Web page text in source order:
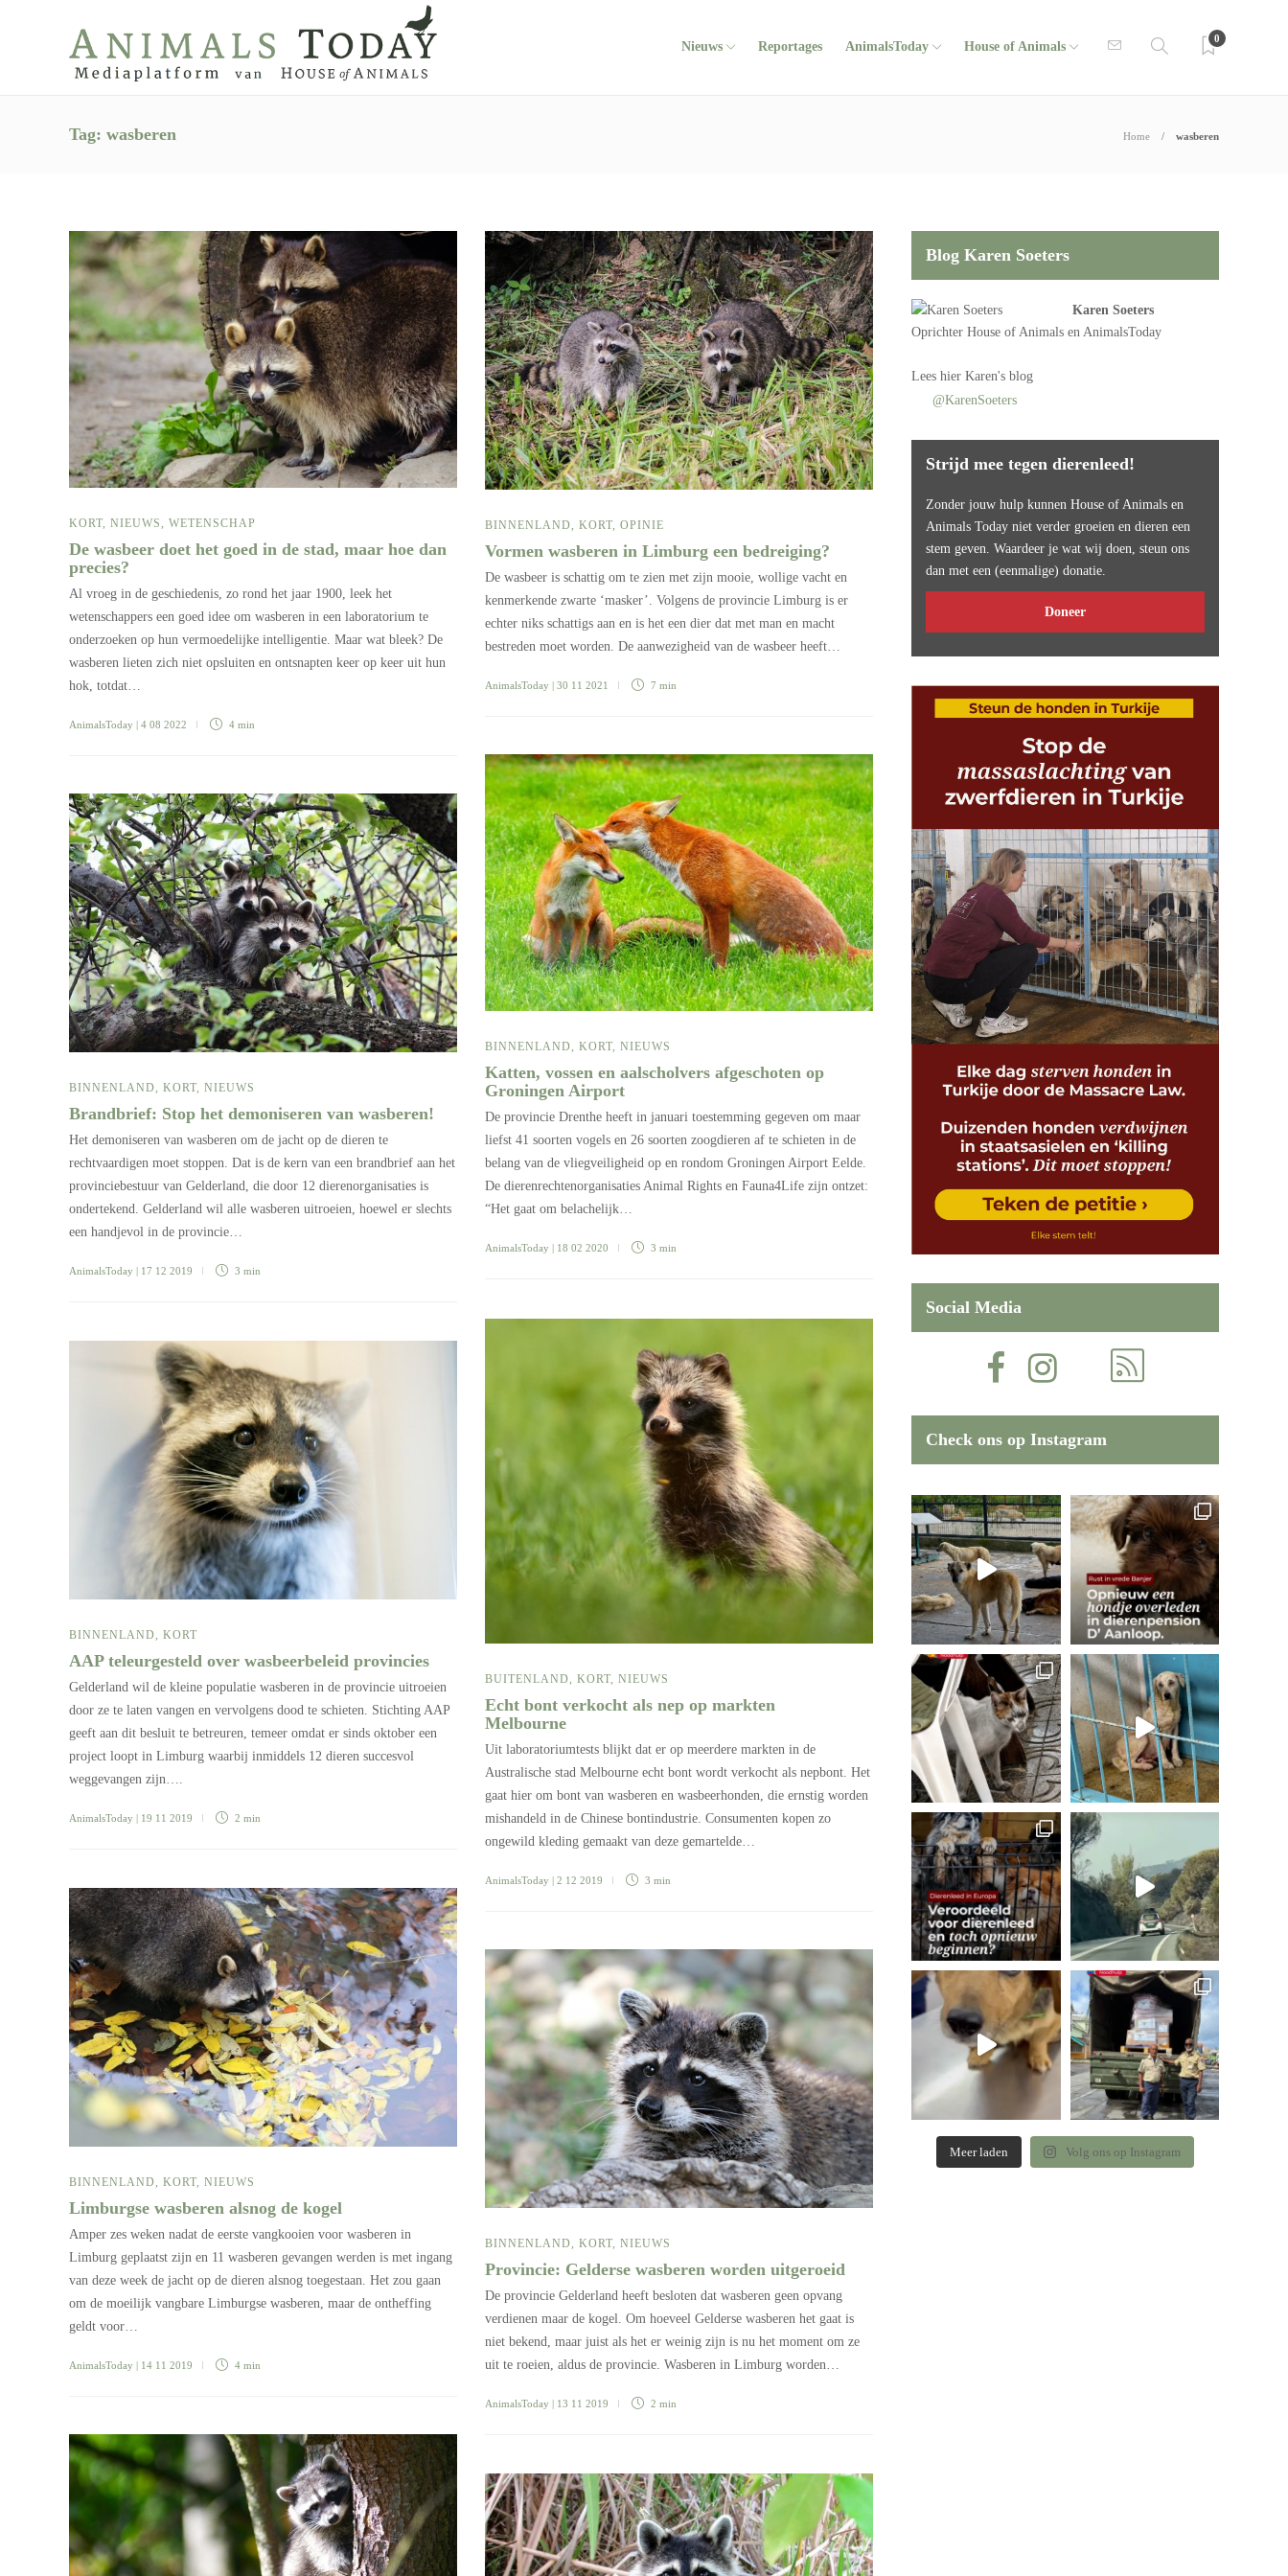
Nieuws Reportages AnimalsToday House of Animals
0
Tag: wasberen Home wasberen
KORT NIEUWS WETENSCHAP
De wasbeer doet het goed in de stad, maar hoe dan
precies?
Al vroeg in de geschiedenis, zo rond het jaar 1900, leek het
wetenschappers een goed idee om wasberen in een laboratorium te
onderzoeken op hun vermoedelijke intelligentie. Maar wat bleek? De
wasberen lieten zich niet opsluiten en ontsnapten keer op keer uit hun
hok, totdat…
AnimalsToday | 4 08 2022 4 min
BINNENLAND KORT OPINIE
Vormen wasberen in Limburg een bedreiging?
De wasbeer is schattig om te zien met zijn mooie, wollige vacht en
kenmerkende zwarte ‘masker’. Volgens de provincie Limburg is er
echter niks schattigs aan en is het een dier dat met man en macht
bestreden moet worden. De aanwezigheid van de wasbeer heeft…
AnimalsToday | 30 11 2021 7 min
BINNENLAND, KORT, NIEUWS
Katten, vossen en aalscholvers afgeschoten op
Groningen Airport
De provincie Drenthe heeft in januari toestemming gegeven om maar
liefst 41 soorten vogels en 26 soorten zoogdieren af te schieten in de
belang van de vliegveiligheid op en rondom Groningen Airport Eelde.
De dierenrechtenorganisaties Animal Rights en Fauna4Life zijn ontzet:
“Het gaat om belachelijk…
AnimalsToday | 18 02 2020 3 min
BINNENLAND KORT NIEUWS
Brandbrief: Stop het demoniseren van wasberen!
Het demoniseren van wasberen om de jacht op de dieren te
rechtvaardigen moet stoppen. Dat is de kern van een brandbrief aan het
provinciebestuur van Gelderland, die door 12 dierenorganisaties is
ondertekend. Gelderland wil alle wasberen uitroeien, hoewel er slechts
een handjevol in de provincie…
AnimalsToday | 17 12 2019 3 min
BUITENLAND, KORT, NIEUWS
Echt bont verkocht als nep op markten
Melbourne
Uit laboratoriumtests blijkt dat er op meerdere markten in de
Australische stad Melbourne echt bont wordt verkocht als nepbont. Het
gaat hier om bont van wasberen en wasbeerhonden, die ernstig worden
mishandeld in de Chinese bontindustrie. Consumenten kopen zo
ongewild kleding gemaakt van deze gemartelde…
AnimalsToday | 2 12 2019 3 min
BINNENLAND KORT
AAP teleurgesteld over wasbeerbeleid provincies
Gelderland wil de kleine populatie wasberen in de provincie uitroeien
door ze te laten vangen en vervolgens dood te schieten. Stichting AAP
geeft aan dit besluit te betreuren, temeer omdat er sinds oktober een
project loopt in Limburg waarbij inmiddels 12 dieren succesvol
weggevangen zijn….
AnimalsToday | 19 11 2019 2 min
BINNENLAND KORT NIEUWS
Limburgse wasberen alsnog de kogel
Amper zes weken nadat de eerste vangkooien voor wasberen in
Limburg geplaatst zijn en 11 wasberen gevangen werden is met ingang
van deze week de jacht op de dieren alsnog toegestaan. Het zou gaan
om de moeilijk vangbare Limburgse wasberen, maar de ontheffing
geldt voor…
AnimalsToday | 14 11 2019 4 min
BINNENLAND KORT NIEUWS
Provincie: Gelderse wasberen worden uitgeroeid
De provincie Gelderland heeft besloten dat wasberen geen opvang
verdienen maar de kogel. Om hoeveel Gelderse wasberen het gaat is
niet bekend, maar juist als het er weinig zijn is nu het moment om ze
uit te roeien, aldus de provincie. Wasberen in Limburg worden…
AnimalsToday | 13 11 2019 2 min
Blog Karen Soeters
Karen Soeters
OprichterHouse of Animals en AnimalsToday
Leeshier Karen's blog
@KarenSoeters
Strijd mee tegen dierenleed!
Zonder jouw hulp kunnen House of Animals en
Animals Today niet verder groeien en dieren een
stem geven. Waardeer je wat wij doen, steun ons
dan met een (eenmalige) donatie.
Doneer
Social Media
Check ons op Instagram
Meer laden Volg ons op Instagram